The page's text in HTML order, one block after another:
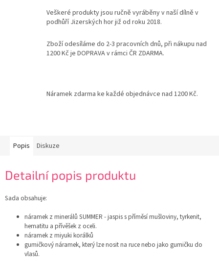
Veškeré produkty jsou ručně vyráběny v naší dílně v
podhůří Jizerských hor již od roku 2018.
Zboží odesíláme do 2-3 pracovních dnů, při nákupu nad
1200 Kč je DOPRAVA v rámci ČR ZDARMA.
Náramek zdarma ke každé objednávce nad 1200 Kč.
Popis Diskuze
Detailní popis produktu
Sada obsahuje:
náramek z minerálů SUMMER - jaspis s příměsí mušloviny, tyrkenit,
hematitu a přívěšek z oceli.
náramek z miyuki korálků
gumičkový náramek, který lze nosit na ruce nebo jako gumičku do
vlasů.